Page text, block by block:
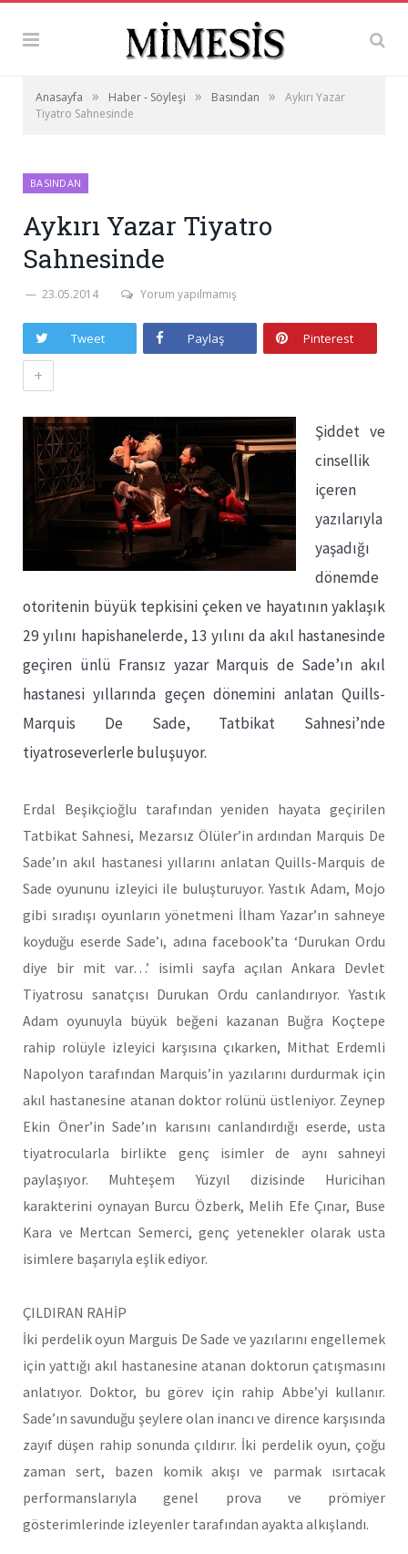
Anasayfa » Haber - Söyleşi » Basından »
Aykırı Yazar
Tiyatro Sahnesinde
BASINDAN
Aykırı Yazar Tiyatro
Sahnesinde
23.05.2014 Yorum yapılmamış
Tweet Paylaş Pinterest
+
Şiddet ve
cinsellik
içeren
yazılarıyla
yaşadığı
dönemde
otoritenin büyük tepkisini çeken ve hayatının yaklaşık
29 yılını hapishanelerde, 13 yılını da akıl hastanesinde
geçiren ünlü Fransız yazar Marquis de Sade’ın akıl
hastanesi yıllarında geçen dönemini anlatan Quills-
Marquis De Sade, Tatbikat Sahnesi’nde
tiyatroseverlerle buluşuyor.
Erdal Beşikçioğlu tarafından yeniden hayata geçirilen
Tatbikat Sahnesi, Mezarsız Ölüler’in ardından Marquis De
Sade’ın akıl hastanesi yıllarını anlatan Quills-Marquis de
Sade oyununu izleyici ile buluşturuyor. Yastık Adam, Mojo
gibi sıradışı oyunların yönetmeni İlham Yazar’ın sahneye
koyduğu eserde Sade’ı, adına facebook’ta ‘Durukan Ordu
diye bir mit var…’ isimli sayfa açılan Ankara Devlet
Tiyatrosu sanatçısı Durukan Ordu canlandırıyor. Yastık
Adam oyunuyla büyük beğeni kazanan Buğra Koçtepe
rahip rolüyle izleyici karşısına çıkarken, Mithat Erdemli
Napolyon tarafından Marquis’in yazılarını durdurmak için
akıl hastanesine atanan doktor rolünü üstleniyor. Zeynep
Ekin Öner’in Sade’ın karısını canlandırdığı eserde, usta
tiyatrocularla birlikte genç isimler de aynı sahneyi
paylaşıyor. Muhteşem Yüzyıl dizisinde Huricihan
karakterini oynayan Burcu Özberk, Melih Efe Çınar, Buse
Kara ve Mertcan Semerci, genç yetenekler olarak usta
isimlere başarıyla eşlik ediyor.
ÇILDIRAN RAHİP
İki perdelik oyun Marguis De Sade ve yazılarını engellemek
için yattığı akıl hastanesine atanan doktorun çatışmasını
anlatıyor. Doktor, bu görev için rahip Abbe’yi kullanır.
Sade’ın savunduğu şeylere olan inancı ve dirence karşısında
zayıf düşen rahip sonunda çıldırır. İki perdelik oyun, çoğu
zaman sert, bazen komik akışı ve parmak ısırtacak
performanslarıyla genel prova ve prömiyer
gösterimlerinde izleyenler tarafından ayakta alkışlandı.